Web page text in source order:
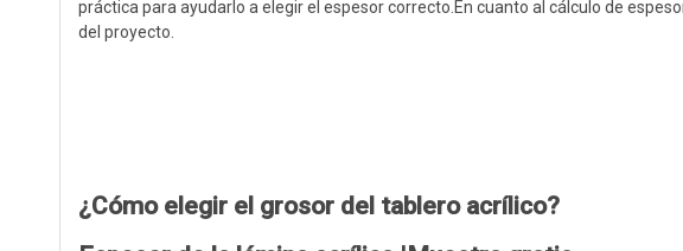
práctica para ayudarlo a elegir el espesor correcto.En cuanto al cálculo de
del proyecto.
¿Cómo elegir el grosor del tablero acrílico?